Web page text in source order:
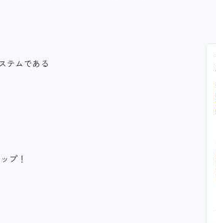
テムである
プ！